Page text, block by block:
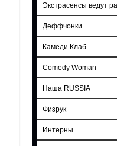
Экстрасенсы ведут
Деффчонки
Камеди Клаб
Comedy Woman
Наша RUSSIA
Физрук
Интерны